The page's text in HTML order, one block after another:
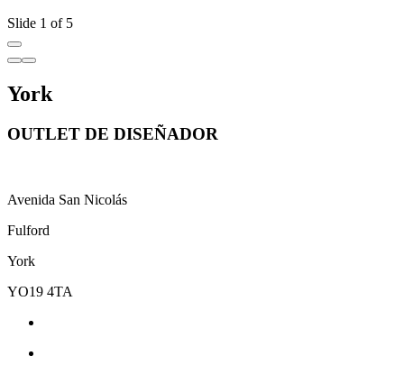
Slide 1 of 5
York
OUTLET DE DISEÑADOR
Avenida San Nicolás
Fulford
York
YO19 4TA